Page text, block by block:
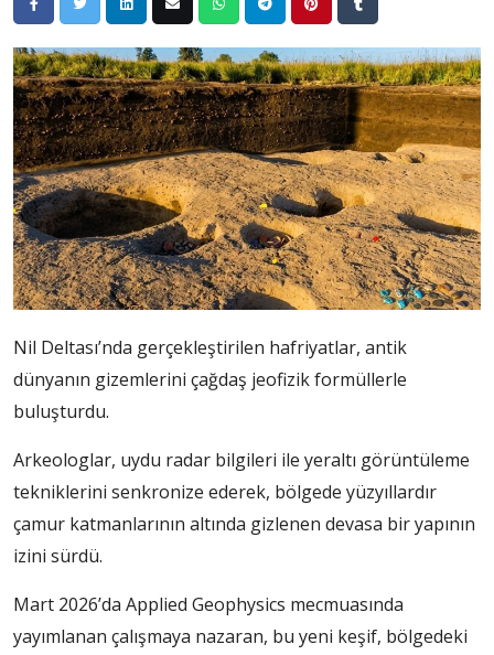
Nil Deltası’nda gerçekleştirilen hafriyatlar, antik
dünyanın gizemlerini çağdaş jeofizik formüllerle
buluşturdu.
Arkeologlar, uydu radar bilgileri ile yeraltı görüntüleme
tekniklerini senkronize ederek, bölgede yüzyıllardır
çamur katmanlarının altında gizlenen devasa bir yapının
izini sürdü.
Mart 2026’da Applied Geophysics mecmuasında
yayımlanan çalışmaya nazaran, bu yeni keşif, bölgedeki